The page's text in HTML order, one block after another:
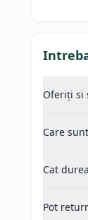
Oferiți si
Care
Cat
Pot